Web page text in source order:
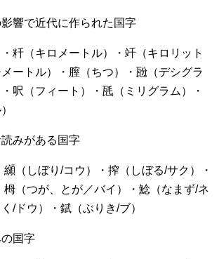
影響で近代に作られた国字
粁（キロメートル）・竏（キロリット
ートル）・膣（ちつ）・瓰（デシグラ
呎（フィート）・瓱（ミリグラム）・
読みがある国字
（しぼり/コウ）・搾（しぼる/サク）・
栂（つが、とが／バイ）・鯰（なまず/ネ
/ドウ）・錻（ぶりき/ブ）
の国字